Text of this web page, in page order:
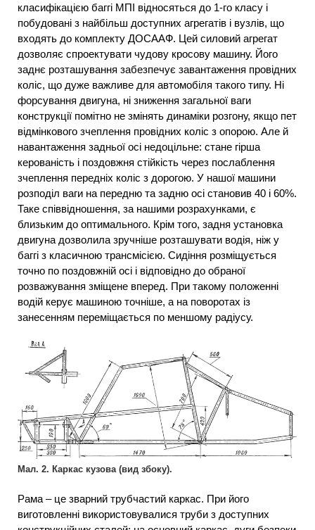
класифікацією баггі МПІ відносяться до 1-го класу і
побудовані з найбільш доступних агрегатів і вузлів, що
входять до комплекту ДОСААФ. Цей силовий агрегат
дозволяє спроектувати чудову кросову машину. Його
заднє розташування забезпечує завантаження провідних
коліс, що дуже важливе для автомобіля такого типу. Ні
форсування двигуна, ні зниження загальної ваги
конструкції помітно не змінять динаміки розгону, якщо пет
відмінкового зчеплення провідних коліс з опорою. Але й
навантаження задньої осі недоцільне: стане гірша
керованість і поздовжня стійкість через послаблення
зчеплення передніх коліс з дорогою. У нашої машини
розподіл ваги на передню та задню осі становив 40 і 60%.
Таке співвідношення, за нашими розрахунками, є
близьким до оптимального. Крім того, задня установка
двигуна дозволила зручніше розташувати водія, ніж у
баггі з класичною трансмісією. Сидіння розміщується
точно по поздовжній осі і відповідно до обраної
розважування зміщене вперед. При такому положенні
водій керує машиною точніше, а на поворотах із
занесенням переміщається по меншому радіусу.
Мал. 2. Каркас кузова (вид збоку).
Рама – це зварний трубчастий каркас. При його
виготовленні використовувалися труби з доступних